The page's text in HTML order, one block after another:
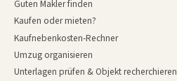
Guten Makler finden
Kaufen oder mieten?
Kaufnebenkosten-Rechner
Umzug organisieren
Unterlagen prüfen & Objekt recherchieren